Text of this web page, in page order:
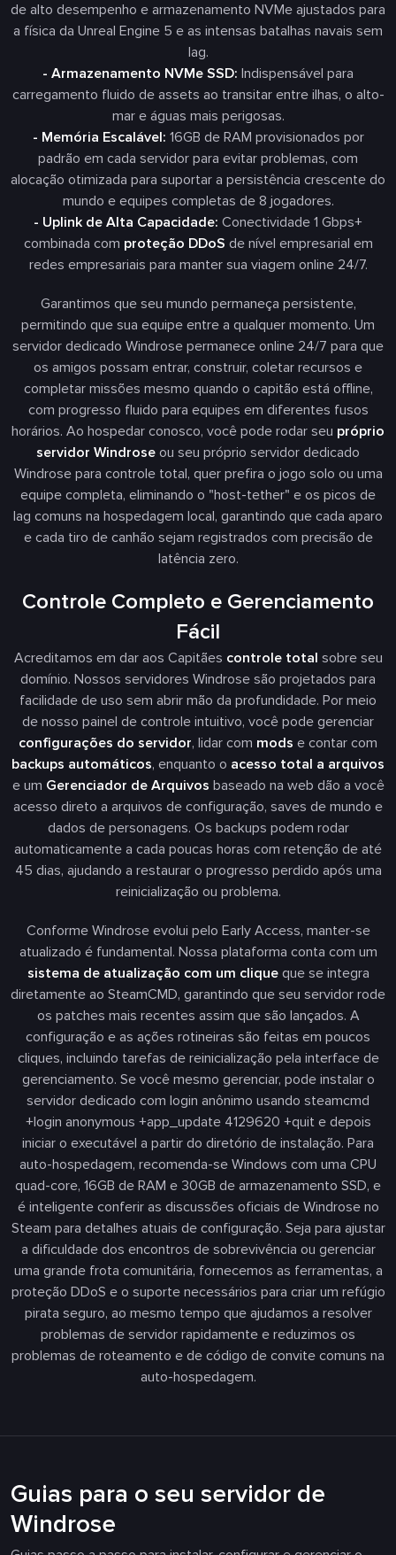
de alto desempenho e armazenamento NVMe ajustados para
a física da Unreal Engine 5 e as intensas batalhas navais sem
lag.
- Armazenamento NVMe SSD: Indispensável para
carregamento fluido de assets ao transitar entre ilhas, o alto-
mar e águas mais perigosas.
- Memória Escalável: 16GB de RAM provisionados por
padrão em cada servidor para evitar problemas, com
alocação otimizada para suportar a persistência crescente do
mundo e equipes completas de 8 jogadores.
- Uplink de Alta Capacidade: Conectividade 1 Gbps+
combinada com proteção DDoS de nível empresarial em
redes empresariais para manter sua viagem online 24/7.
Garantimos que seu mundo permaneça persistente,
permitindo que sua equipe entre a qualquer momento. Um
servidor dedicado Windrose permanece online 24/7 para que
os amigos possam entrar, construir, coletar recursos e
completar missões mesmo quando o capitão está offline,
com progresso fluido para equipes em diferentes fusos
horários. Ao hospedar conosco, você pode rodar seu próprio
servidor Windrose ou seu próprio servidor dedicado
Windrose para controle total, quer prefira o jogo solo ou uma
equipe completa, eliminando o "host-tether" e os picos de
lag comuns na hospedagem local, garantindo que cada aparo
e cada tiro de canhão sejam registrados com precisão de
latência zero.
Controle Completo e Gerenciamento
Fácil
Acreditamos em dar aos Capitães controle total sobre seu
domínio. Nossos servidores Windrose são projetados para
facilidade de uso sem abrir mão da profundidade. Por meio
de nosso painel de controle intuitivo, você pode gerenciar
configurações do servidor, lidar com mods e contar com
backups automáticos, enquanto o acesso total a arquivos
e um Gerenciador de Arquivos baseado na web dão a você
acesso direto a arquivos de configuração, saves de mundo e
dados de personagens. Os backups podem rodar
automaticamente a cada poucas horas com retenção de até
45 dias, ajudando a restaurar o progresso perdido após uma
reinicialização ou problema.
Conforme Windrose evolui pelo Early Access, manter-se
atualizado é fundamental. Nossa plataforma conta com um
sistema de atualização com um cliqueque se integra
diretamente ao SteamCMD, garantindo que seu servidor rode
os patches mais recentes assim que são lançados. A
configuração e as ações rotineiras são feitas em poucos
cliques, incluindo tarefas de reinicialização pela interface de
gerenciamento. Se você mesmo gerenciar, pode instalar o
servidor dedicado com login anônimo usando steamcmd
+login anonymous +app_update 4129620 +quit e depois
iniciar o executável a partir do diretório de instalação. Para
auto-hospedagem, recomenda-se Windows com uma CPU
quad-core, 16GB de RAM e 30GB de armazenamento SSD, e
é inteligente conferir as discussões oficiais de Windrose no
Steam para detalhes atuais de configuração. Seja para ajustar
a dificuldade dos encontros de sobrevivência ou gerenciar
uma grande frota comunitária, fornecemos as ferramentas, a
proteção DDoS e o suporte necessários para criar um refúgio
pirata seguro, ao mesmo tempo que ajudamos a resolver
problemas de servidor rapidamente e reduzimos os
problemas de roteamento e de código de convite comuns na
auto-hospedagem.
Guias para o seu servidor de
Windrose